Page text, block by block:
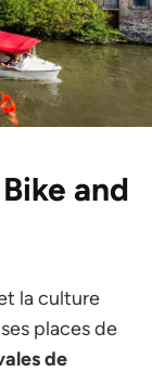
and
la culture
places de
de